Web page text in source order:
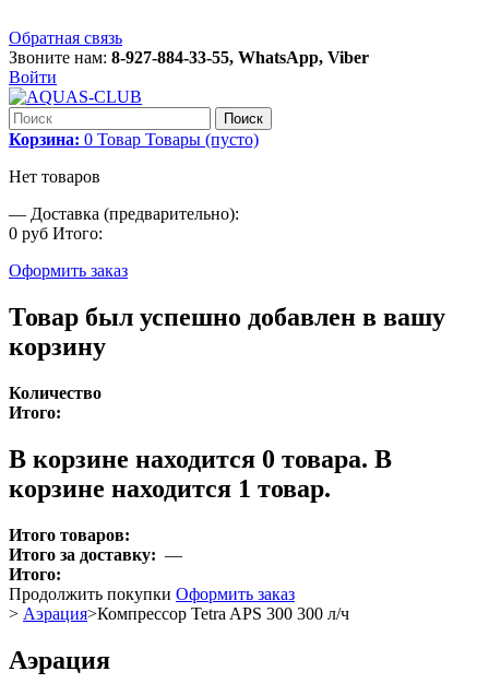
Обратная связь
Звоните нам: 8-927-884-33-55, WhatsApp, Viber
Войти
Поиск
Корзина: 0 Товар Товары (пусто)
Нет товаров
— Доставка (предварительно):
0 руб Итого:
Оформить заказ
Товар был успешно добавлен в вашу
корзину
Количество
Итого:
В корзине находится 0 товара. В
корзине находится 1 товар.
Итого товаров:
Итого за доставку: —
Итого:
Продолжить покупки Оформить заказ
> Аэрация>Компрессор Tetra APS 300 300 л/ч
Аэрация